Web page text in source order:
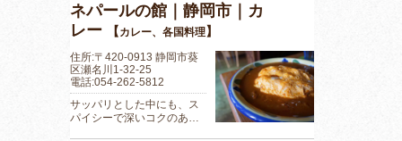
ネパールの館｜静岡市｜カ
レー
【カレー、各国料理】
住所:〒420-0913 静岡市葵
区瀬名川1-32-25
電話:054-262-5812
サッパリとした中にも、ス
パイシーで深いコクのあ…